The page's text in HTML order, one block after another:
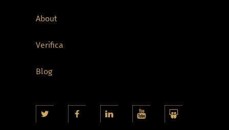
About
Verifica
Blog